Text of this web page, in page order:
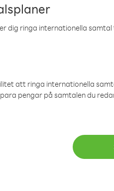
dig ringa internationella
att ringa internationella
pengar på samtalen du